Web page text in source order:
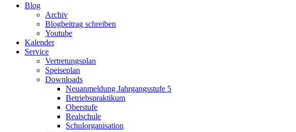
Blog
Archiv
Blogbeitrag schreiben
Youtube
Kalender
Service
Vertretungsplan
Speiseplan
Downloads
Neuanmeldung Jahrgangsstufe 5
Betriebspraktikum
Oberstufe
Realschule
Schulorganisation